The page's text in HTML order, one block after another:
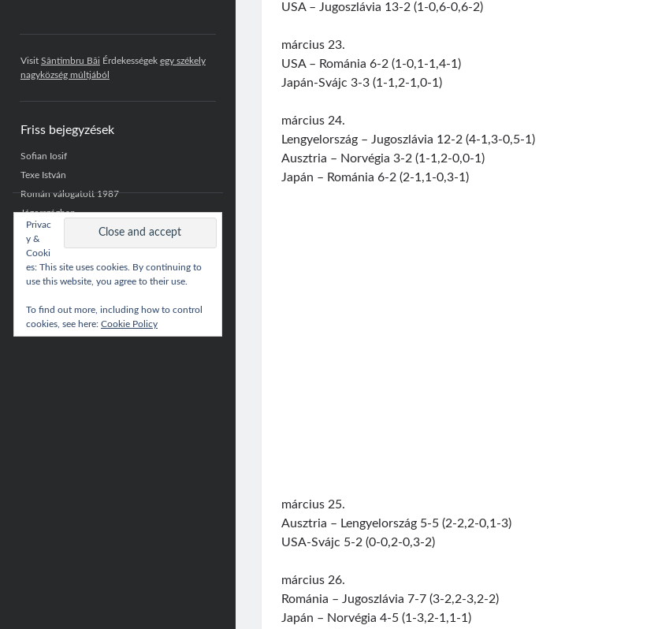
Privac
y &
Cooki
es: This site uses cookies. By continuing to
use this website, you agree to their use.
To find out more, including how to control
cookies, see here: Cookie Policy
Visit Sântimbru Băi Érdekességek egy székely
nagyközség múltjából
Friss bejegyzések
Sofian Iosif
Texe István
Román válogatott 1987
Jégországban
Román válogatott 2007
USA – Jugoszlávia 13-2 (1-0,6-0,6-2)
március 23.
USA – Románia 6-2 (1-0,1-1,4-1)
Japán-Svájc 3-3 (1-1,2-1,0-1)
március 24.
Lengyelország – Jugoszlávia 12-2 (4-1,3-0,5-1)
Ausztria – Norvégia 3-2 (1-1,2-0,0-1)
Japán – Románia 6-2 (2-1,1-0,3-1)
március 25.
Ausztria – Lengyelország 5-5 (2-2,2-0,1-3)
USA-Svájc 5-2 (0-0,2-0,3-2)
március 26.
Románia – Jugoszlávia 7-7 (3-2,2-3,2-2)
Japán – Norvégia 4-5 (1-3,2-1,1-1)